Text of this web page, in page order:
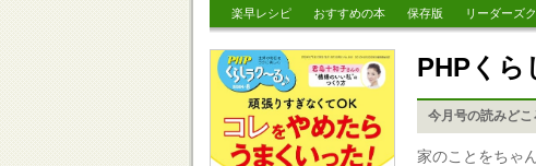
楽早レシピ おすすめの本 保存版 リーダーズ
PHPくら
今月号の読みどこ
家のことをちゃ